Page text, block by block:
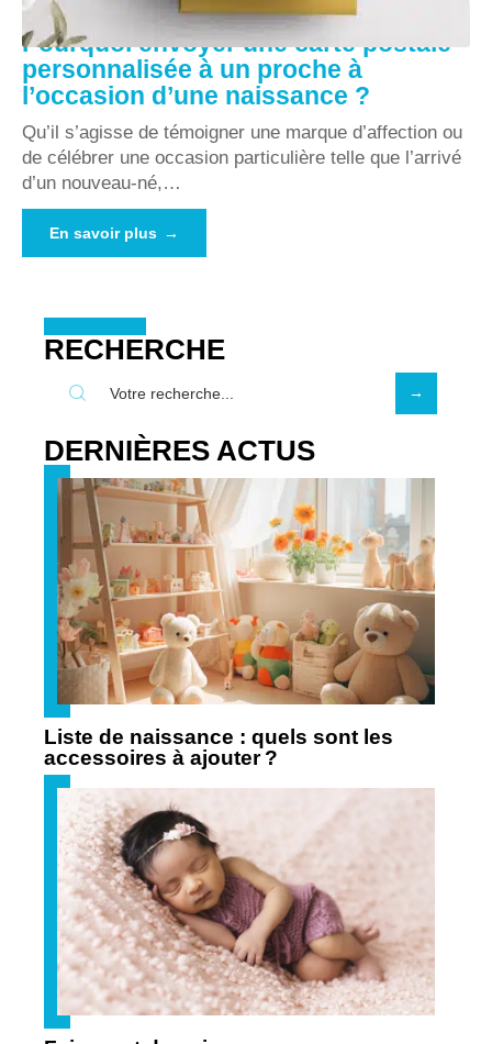
Pourquoi envoyer une carte postale
personnalisée à un proche à
l’occasion d’une naissance ?
Qu’il s’agisse de témoigner une marque d’affection ou
de célébrer une occasion particulière telle que l’arrivé
d’un nouveau-né,…
En savoir plus
RECHERCHE
DERNIÈRES ACTUS
Liste de naissance : quels sont les
accessoires à ajouter ?